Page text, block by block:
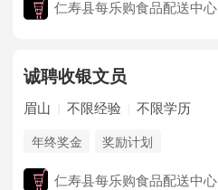
仁寿县每乐购食品配送中心
诚聘收银文员
眉山 不限经验 不限学历
年终奖金 奖励计划
仁寿县每乐购食品配送中心